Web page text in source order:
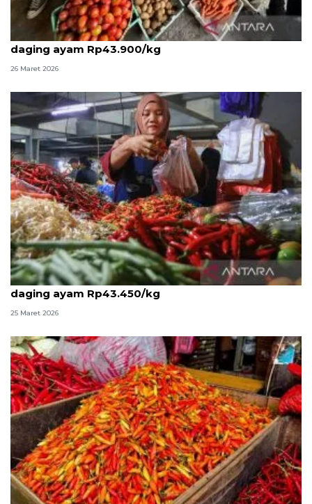
PIHPS: Harga cabai rawit merah Rp91.700/kg,
daging ayam Rp43.900/kg
26 Maret 2026
PIHPS: Harga cabai rawit merah Rp104.050/kg,
daging ayam Rp43.450/kg
25 Maret 2026